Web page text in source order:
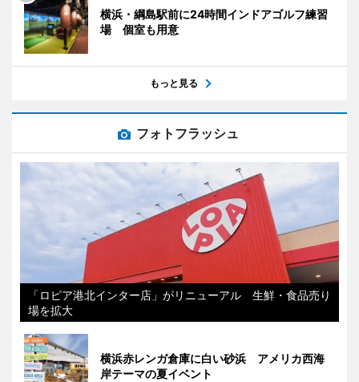
横浜・綱島駅前に24時間インドアゴルフ練習
場 個室も用意
もっと見る
フォトフラッシュ
「ロピア港北インター店」がリニューアル 生鮮・食品売り
場を拡大
横浜赤レンガ倉庫に白い砂浜 アメリカ西海
岸テーマの夏イベント